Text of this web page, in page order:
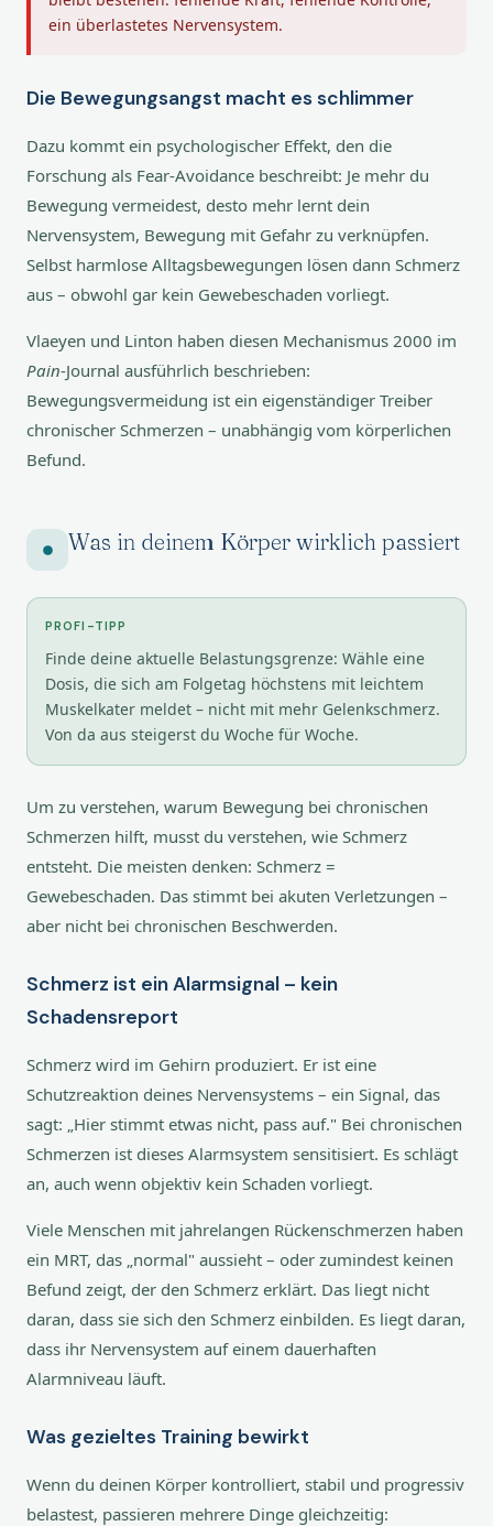
ein überlastetes Nervensystem.
Die Bewegungsangst macht es schlimmer
Dazu kommt ein psychologischer Effekt, den die
Forschung als Fear-Avoidance beschreibt: Je mehr du
Bewegung vermeidest, desto mehr lernt dein
Nervensystem, Bewegung mit Gefahr zu verknüpfen.
Selbst harmlose Alltagsbewegungen lösen dann Schmerz
aus – obwohl gar kein Gewebeschaden vorliegt.
Vlaeyen und Linton haben diesen Mechanismus 2000 im
Pain-Journal ausführlich beschrieben:
Bewegungsvermeidung ist ein eigenständiger Treiber
chronischer Schmerzen – unabhängig vom körperlichen
Befund.
Was in deinem Körper wirklich passiert
PROFI-TIPP
Finde deine aktuelle Belastungsgrenze: Wähle eine
Dosis, die sich am Folgetag höchstens mit leichtem
Muskelkater meldet – nicht mit mehr Gelenkschmerz.
Von da aus steigerst du Woche für Woche.
Um zu verstehen, warum Bewegung bei chronischen
Schmerzen hilft, musst du verstehen, wie Schmerz
entsteht. Die meisten denken: Schmerz =
Gewebeschaden. Das stimmt bei akuten Verletzungen –
aber nicht bei chronischen Beschwerden.
Schmerz ist ein Alarmsignal – kein
Schadensreport
Schmerz wird im Gehirn produziert. Er ist eine
Schutzreaktion deines Nervensystems – ein Signal, das
sagt: „Hier stimmt etwas nicht, pass auf." Bei chronischen
Schmerzen ist dieses Alarmsystem sensitisiert. Es schlägt
an, auch wenn objektiv kein Schaden vorliegt.
Viele Menschen mit jahrelangen Rückenschmerzen haben
ein MRT, das „normal" aussieht – oder zumindest keinen
Befund zeigt, der den Schmerz erklärt. Das liegt nicht
daran, dass sie sich den Schmerz einbilden. Es liegt daran,
dass ihr Nervensystem auf einem dauerhaften
Alarmniveau läuft.
Was gezieltes Training bewirkt
Wenn du deinen Körper kontrolliert, stabil und progressiv
belastest, passieren mehrere Dinge gleichzeitig: